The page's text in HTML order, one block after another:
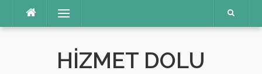
Menü
HIZMET DOLU